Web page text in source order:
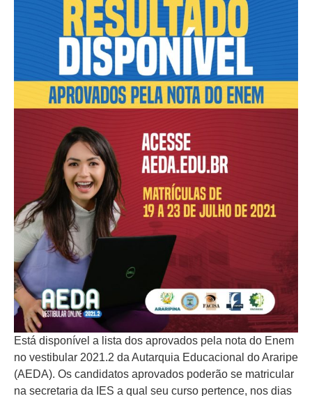
Está disponível a lista dos aprovados pela nota do Enem
no vestibular 2021.2 da Autarquia Educacional do Araripe
(AEDA). Os candidatos aprovados poderão se matricular
na secretaria da IES a qual seu curso pertence, nos dias